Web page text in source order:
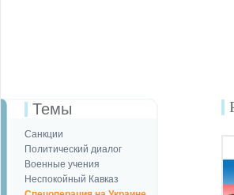
Темы
Санкции
Политический диалог
Военные учения
Неспокойный Кавказ